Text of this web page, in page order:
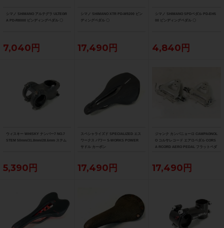
シマノ SHIMANO アルテグラ ULTEGR
A PD-R8000 ビンディングペダル 〇
7,040円
シマノ SHIMANO XTR PD-M9200 ビン
ディングペダル 〇
17,490円
シマノ SHIMANO SPDペダル PD-EH5
00 ビンディングペダル 〇
4,840円
ウィスキー WHISKY ナンバー7 NO.7
STEM 50mm/31.8mm/28.6mm ステム
5,390円
スペシャライズド SPECIALIZED エス
ワークス パワー S-WORKS POWER
サドル カーボン
17,490円
ジャンク カンパニョーロ CAMPAGNOL
O コルサレコード エアロペダル CORS
A RCORD AERO PEDAL フラットペダ
17,490円